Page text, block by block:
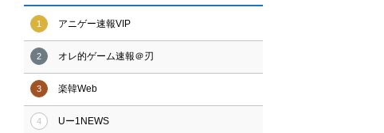
1 アニゲー速報VIP
2 オレ的ゲーム速報＠刃
3 楽韓Web
4 Uー1NEWS